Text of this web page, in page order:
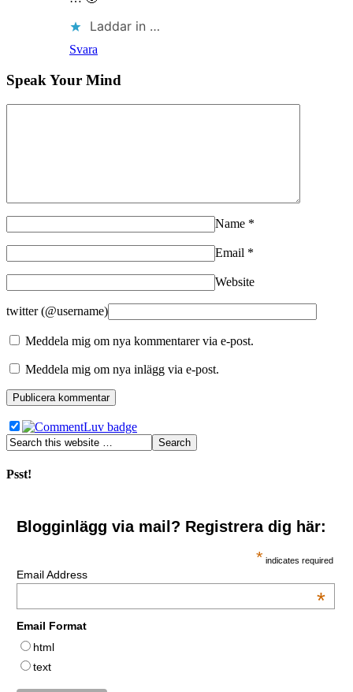
Laddar in …
Svara
Speak Your Mind
Name *
Email *
Website
twitter (@username)
Meddela mig om nya kommentarer via e-post.
Meddela mig om nya inlägg via e-post.
Psst!
Blogginlägg via mail? Registrera dig här:
* indicates required
Email Address
*
Email Format
html
text